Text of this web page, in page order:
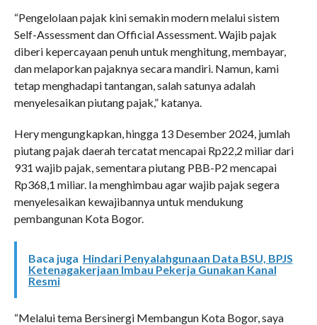
“Pengelolaan pajak kini semakin modern melalui sistem
Self-Assessment dan Official Assessment. Wajib pajak
diberi kepercayaan penuh untuk menghitung, membayar,
dan melaporkan pajaknya secara mandiri. Namun, kami
tetap menghadapi tantangan, salah satunya adalah
menyelesaikan piutang pajak,” katanya.
Hery mengungkapkan, hingga 13 Desember 2024, jumlah
piutang pajak daerah tercatat mencapai Rp22,2 miliar dari
931 wajib pajak, sementara piutang PBB-P2 mencapai
Rp368,1 miliar. Ia menghimbau agar wajib pajak segera
menyelesaikan kewajibannya untuk mendukung
pembangunan Kota Bogor.
Baca juga Hindari Penyalahgunaan Data BSU, BPJS
Ketenagakerjaan Imbau Pekerja Gunakan Kanal
Resmi
“Melalui tema Bersinergi Membangun Kota Bogor, saya